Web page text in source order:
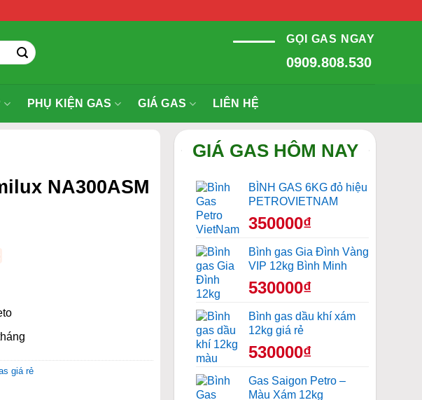
GỌI GAS NGAY
0909.808.530
PHỤ KIỆN GAS GIÁ GAS LIÊN HỆ
NA300ASM
giá rẻ
GIÁ GAS HÔM NAY
BÌNH GAS 6KG đỏ hiệu
PETROVIETNAM
350000₫
Bình gas Gia Đình Vàng
VIP 12kg Bình Minh
530000₫
Bình gas dầu khí xám
12kg giá rẻ
530000₫
Gas Saigon Petro –
Màu Xám 12kg